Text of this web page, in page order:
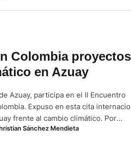
Colombia proyectos
en Azuay
Azuay, participa en el II Encuentro
Expuso en esta cita
frente al cambio climático. Por
Millón de Árboles para Azuay. Esta
y recuperación del patrimonio
Sánchez Mendieta